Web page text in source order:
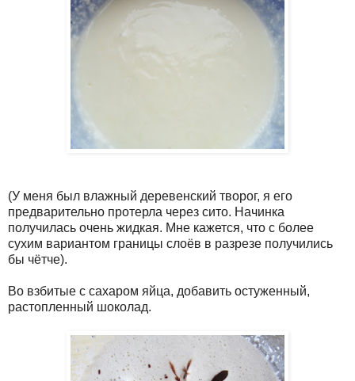
(У меня был влажный деревенский творог, я его
предварительно протерла через сито. Начинка
получилась очень жидкая. Мне кажется, что с более
сухим вариантом границы слоёв в разрезе получились
бы чётче).
Во взбитые с сахаром яйца, добавить остуженный,
растопленный шоколад.